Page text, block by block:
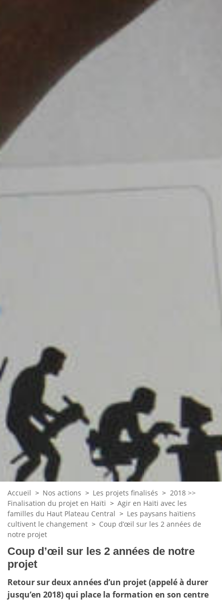
Accueil > Nos actions > Les projets finalisés > 2018 >>
Finalisation du projet en Haïti > Agir en Haïti avec les
familles du Haut Plateau Central > Les paysans haïtiens
cultivent le changement > Coup d’œil sur les 2 années de
notre projet
Coup d’œil sur les 2 années de notre
projet
Retour sur deux années d’un projet (appelé à durer
jusqu’en 2018) qui place la formation en son centre